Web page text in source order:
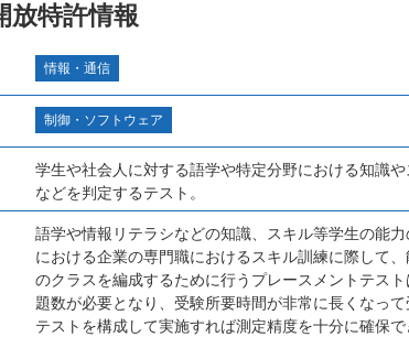
放特許情報
情報・通信
制御・ソフトウェア
学生や社会人に対する語学や特定分野における知識
などを判定するテスト。
語学や情報リテラシなどの知識、スキル等学生の能
における企業の専門職におけるスキル訓練に際して
のクラスを編成するために行うプレースメントテス
題数が必要となり、受験所要時間が非常に長くなっ
テストを構成して実施すれば測定精度を十分に確保で